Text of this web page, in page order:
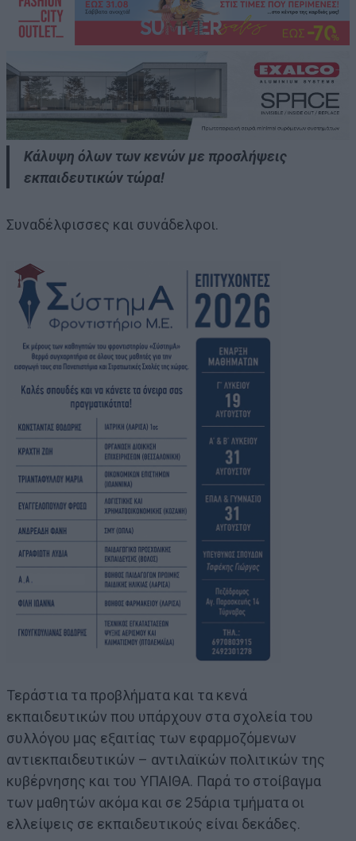
Κάλυψη όλων των κενών με προσλήψεις
εκπαιδευτικών τώρα!
Συναδέλφισσες και συνάδελφοι.
Τεράστια τα προβλήματα και τα κενά
εκπαιδευτικών που υπάρχουν στα σχολεία του
συλλόγου μας εξαιτίας των εφαρμοζόμενων
αντιεκπαιδευτικών – αντιλαϊκών πολιτικών της
κυβέρνησης και του ΥΠΑΙΘΑ. Παρά τo στοίβαγμα
των μαθητών ακόμα και σε 25άρια τμήματα οι
ελλείψεις σε εκπαιδευτικούς είναι δεκάδες.